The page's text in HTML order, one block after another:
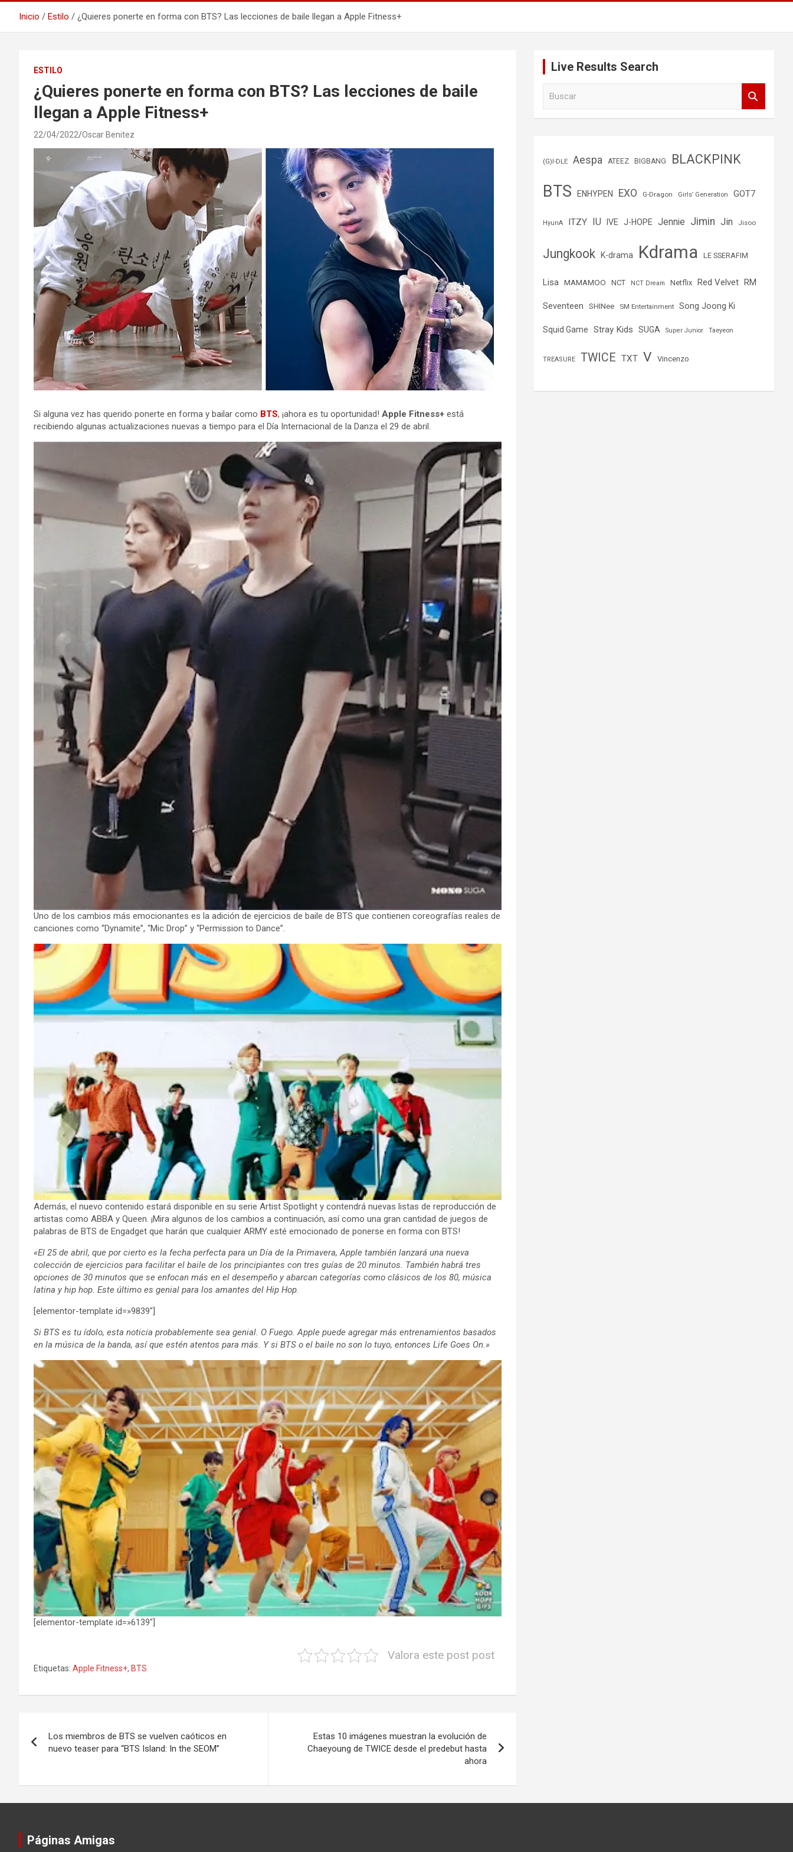
Inicio Estilo ¿Quieres ponerte en forma con BTS? Las lecciones de baile llegan a Apple Fitness+
ESTILO
¿Quieres ponerte en forma con BTS? Las lecciones de baile
llegan a Apple Fitness+
22/04/2022 Oscar Benitez
Si alguna vez has querido ponerte en forma y bailar como BTS, ¡ahora es tu oportunidad! Apple Fitness+ está
recibiendo algunas actualizaciones nuevas a tiempo para el Día Internacional de la Danza el 29 de abril.
Uno de los cambios más emocionantes es la adición de ejercicios de baile de BTS que contienen coreografías reales de
canciones como “Dynamite”, “Mic Drop” y “Permission to Dance”.
Además, el nuevo contenido estará disponible en su serie Artist Spotlight y contendrá nuevas listas de reproducción de
artistas como ABBA y Queen. ¡Mira algunos de los cambios a continuación, así como una gran cantidad de juegos de
palabras de BTS de Engadget que harán que cualquier ARMY esté emocionado de ponerse en forma con BTS!
«El 25 de abril, que por cierto es la fecha perfecta para un Día de la Primavera, Apple también lanzará una nueva
colección de ejercicios para facilitar el baile de los principiantes con tres guías de 20 minutos. También habrá tres
opciones de 30 minutos que se enfocan más en el desempeño y abarcan categorías como clásicos de los 80, música
latina y hip hop. Este último es genial para los amantes del Hip Hop.
[elementor-template id=»9839″]
Si BTS es tu ídolo, esta noticia probablemente sea genial. O Fuego. Apple puede agregar más entrenamientos basados ​​
en la música de la banda, así que estén atentos para más. Y si BTS o el baile no son lo tuyo, entonces Life Goes On.»
[elementor-template id=»6139″]
Valora este post post
Etiquetas: Apple Fitness+, BTS
de
Los miembros de BTS se vuelven caóticos en
nuevo teaser para “BTS Island: In the SEOM”
Estas 10 imágenes muestran la evolución de
Chaeyoung de TWICE desde el predebut hasta
ahora
Live Results Search
(G)I-DLE Aespa ATEEZ BIGBANG BLACKPINK
BTS ENHYPEN EXO G-Dragon Girls’ Generation GOT7
HyunA ITZY IU IVE J-HOPE Jennie Jimin Jin Jisoo
Jungkook K-drama Kdrama LE SSERAFIM
Lisa MAMAMOO NCT NCT Dream Netflix Red Velvet RM
Seventeen SHINee SM Entertainment Song Joong Ki
Squid Game Stray Kids SUGA Super Junior Taeyeon
TREASURE TWICE TXT V Vincenzo
Páginas Amigas